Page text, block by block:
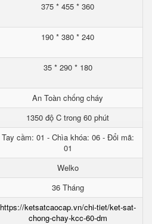
375 * 455 * 360
190 * 380 * 240
35 * 290 * 180
An Toàn chống cháy
1350 độ C trong 60 phút
Tay cầm: 01 - Chìa khóa: 06 - Đổi mã:
01
Welko
36 Tháng
https://ketsatcaocap.vn/chi-tiet/ket-sat-
chong-chay-kcc-60-dm